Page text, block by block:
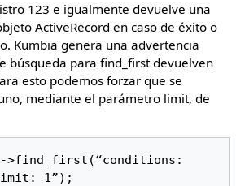
123 e igualmente devuelve una
ActiveRecord en caso de éxito o
Kumbia genera una advertencia
búsqueda para find_first devuelven
esto podemos forzar que se
mediante el parámetro limit, de
>find_first(“conditions:
1”);